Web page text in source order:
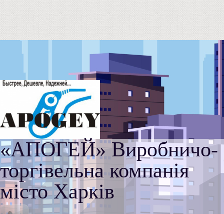
«АПОГЕЙ» Виробничо-
торгівельна компанія
місто Харків